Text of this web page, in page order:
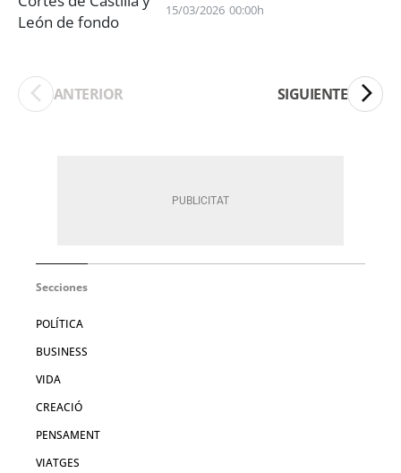
15/03/2026 00:00h
ANTERIOR SIGUIENTE
Secciones
POLÍTICA
BUSINESS
VIDA
CREACIÓ
PENSAMENT
VIATGES